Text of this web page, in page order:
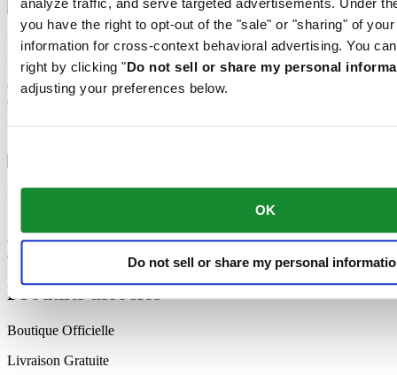
analyze traffic, and serve targeted advertisements. Under
you have the right to opt-out of the "sale" or "sharing" of
information for cross-context behavioral advertising. You
right by clicking "Do not sell or share my personal
adjusting your preferences below.
OK
Do not sell or share my personal
Le mouvement mécanique de cette montre est équipé d'un spiral
Nivachron™. Ce matériau innovant a été développé pour accroître
la résistance aux champs magnétiques. Ce composant important
contribue durablement à la fiabilité, à la robustesse et à la précision
du garde-temps.
Spiral Nivachron™
Le mouvement mécanique de cette montre est équipé d'un spiral
Nivachron™. Ce matériau innovant a été développé pour accroître
la résistance aux champs magnétiques. Ce composant important
contribue durablement à la fiabilité, à la robustesse et à la précision
du garde-temps.
Produits associés
Boutique Officielle
Livraison Gratuite